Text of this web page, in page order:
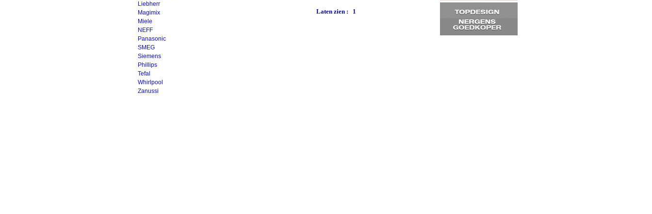
Liebherr
Magimix
Miele
NEFF
Panasonic
SMEG
Siemens
Phillips
Tefal
Whirlpool
Zanussi
Laten zien : 1